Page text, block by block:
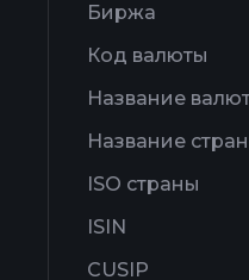
Биржа
Код валюты
Название
Название
ISO страны
ISIN
CUSIP